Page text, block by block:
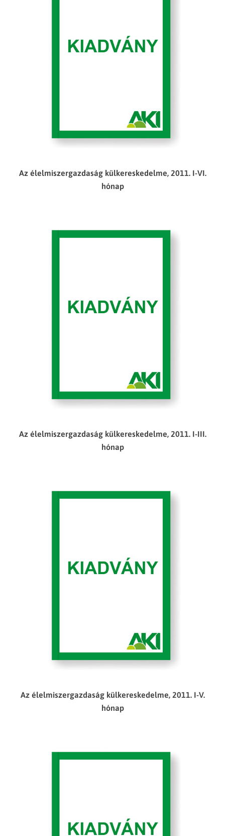
Az élelmiszergazdaság külkereskedelme, 2011. I-VI.
hónap
Az élelmiszergazdaság külkereskedelme, 2011. I-III.
hónap
Az élelmiszergazdaság külkereskedelme, 2011. I-V.
hónap